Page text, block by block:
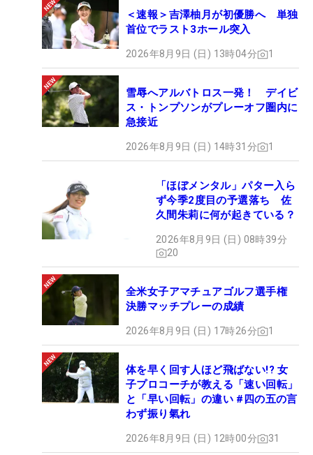
＜速報＞吉澤柚月が初優勝へ 単独
首位でラスト3ホール突入
2026年8月9日 (日) 13時04分 1
雪辱へアルバトロス一発！ デイビ
ス・トンプソンがプレーオフ圏内に
急接近
2026年8月9日 (日) 14時31分 1
「ほぼメンタル」パター入ら
ず今季2度目の予選落ち 佐
久間朱莉に何が起きている？
2026年8月9日 (日) 08時39分
20
全米女子アマチュアゴルフ選手権
決勝マッチプレーの成績
2026年8月9日 (日) 17時26分 1
体を早く回す人ほど飛ばない!? 女
子プロコーチが教える「速い回転」
と「早い回転」の違い #四の五の言
わず振り氣れ
2026年8月9日 (日) 12時00分 31